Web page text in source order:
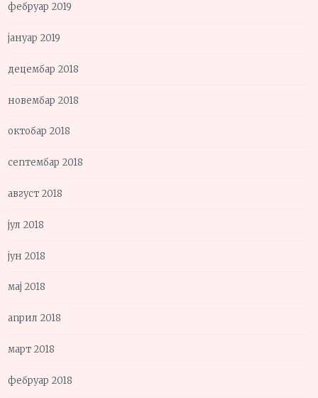
фебруар 2019
јануар 2019
децембар 2018
новембар 2018
октобар 2018
септембар 2018
август 2018
јул 2018
јун 2018
мај 2018
април 2018
март 2018
фебруар 2018